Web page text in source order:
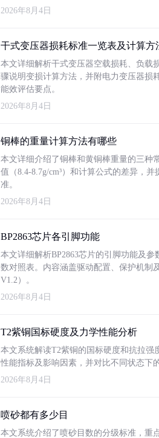
2026年8月4日
干式变压器损耗标准一览表及计算方
本文详细解析干式变压器空载损耗、负载
骤说明变损计算方法，并附电力变压器损
能效评估要点。
2026年8月4日
铜棒的重量计算方法有哪些
本文详细介绍了铜棒和黄铜棒重量的三种
值（8.4-8.7g/cm³）和计算公式的差异，
准。
2026年8月4日
BP2863芯片各引脚功能
本文详细解析BP2863芯片的引脚功能及
数对照表。内容涵盖驱动配置、保护机制
V1.2）。
2026年8月4日
T2紫铜国标硬度及力学性能分析
本文系统解读T2紫铜的国标硬度和抗拉强
性能指标及影响因素，并对比不同状态下
2026年8月4日
喷砂都有多少目
本文系统介绍了喷砂目数的分级标准，重